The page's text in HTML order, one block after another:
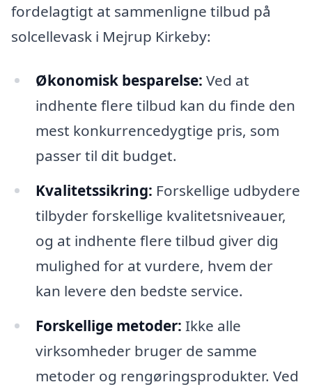
fordelagtigt at sammenligne tilbud på
solcellevask i Mejrup Kirkeby:
Økonomisk besparelse: Ved at
indhente flere tilbud kan du finde den
mest konkurrencedygtige pris, som
passer til dit budget.
Kvalitetssikring: Forskellige udbydere
tilbyder forskellige kvalitetsniveauer,
og at indhente flere tilbud giver dig
mulighed for at vurdere, hvem der
kan levere den bedste service.
Forskellige metoder: Ikke alle
virksomheder bruger de samme
metoder og rengøringsprodukter. Ved